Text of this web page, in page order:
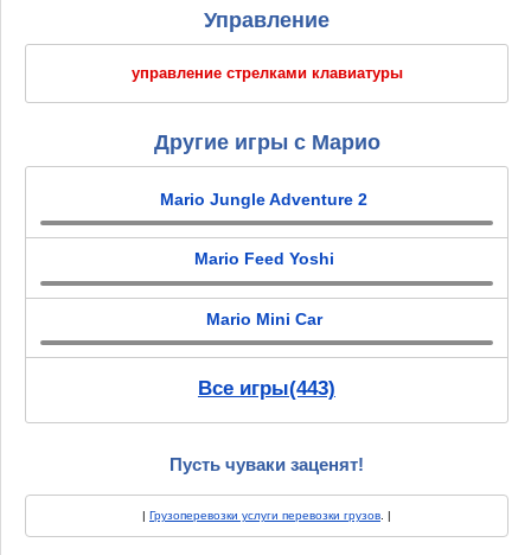
Управление
управление стрелками клавиатуры
Другие игры с Марио
Mario Jungle Adventure 2
Mario Feed Yoshi
Mario Mini Car
Все игры(443)
Пусть чуваки заценят!
| Грузоперевозки услуги перевозки грузов . |